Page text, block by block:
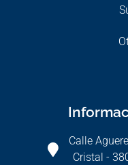
Calle
Cristal -